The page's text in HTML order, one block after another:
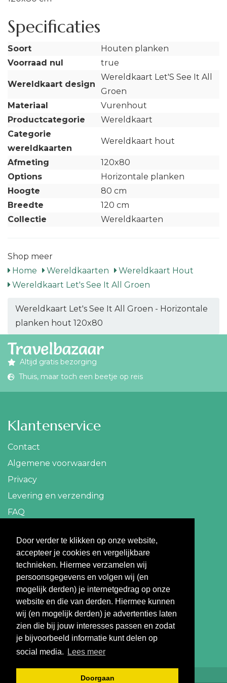
Door verder te klikken op onze website,
accepteer je cookies en vergelijkbare
technieken. Hiermee verzamelen wij
persoonsgegevens en volgen wij (en
mogelijk derden) je internetgedrag op onze
website en die van derden. Hiermee kunnen
wij (en mogelijk derden) je advertenties laten
zien die bij jouw interesses passen en zodat
je bijvoorbeeld informatie kunt delen op
social media.
Lees meer
Doorgaan
Specificaties
Soort
Houten planken
Voorraad nul
true
Wereldkaart design
Wereldkaart Let'S See It All
Groen
Materiaal
Vurenhout
Productcategorie
Wereldkaart
Categorie
wereldkaarten
Wereldkaart hout
Afmeting
120x80
Options
Horizontale planken
Hoogte
80 cm
Breedte
120 cm
Collectie
Wereldkaarten
Shop meer
Home
Wereldkaarten
Wereldkaart Hout
Wereldkaart Let's See It All Groen
Wereldkaart Let's See It All Groen - Horizontale
planken hout 120x80
Altijd gratis bezorging
Thuis, maar toch een beetje op reis
Klantenservice
Contact
Algemene voorwaarden
Privacy
Levering en verzending
FAQ
Contact
info@travelbazaar.nl
Betaal veilig